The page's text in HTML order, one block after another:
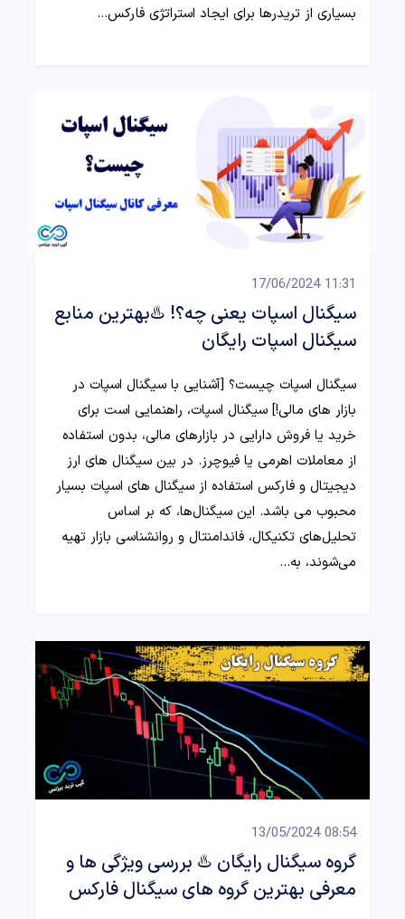
بسیاری از تریدرها برای ایجاد استراتژی فارکس…
11:31 17/06/2024
سیگنال اسپات یعنی چه؟! ♨️بهترین منابع
سیگنال اسپات رایگان
سیگنال اسپات چیست؟ [آشنایی با سیگنال اسپات در
بازار های مالی!] سیگنال اسپات، راهنمایی است برای
خرید یا فروش دارایی در بازارهای مالی، بدون استفاده
از معاملات اهرمی یا فیوچرز. در بین سیگنال های ارز
دیجیتال و فارکس استفاده از سیگنال های اسپات بسیار
محبوب می باشد. این سیگنال‌ها، که بر اساس
تحلیل‌های تکنیکال، فاندامنتال و روانشناسی بازار تهیه
می‌شوند، به…
08:54 13/05/2024
گروه سیگنال رایگان ♨️ بررسی ویژگی ها و
معرفی بهترین گروه های سیگنال فارکس